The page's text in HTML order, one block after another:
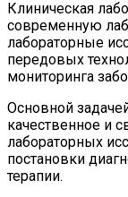
Клиническая
современную
лабораторные
передовых
мониторинга
Основной
качественное и
лабораторных
постановки
терапии.